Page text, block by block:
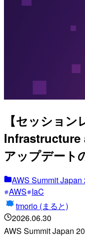
【セッショ
Infrastructure
アップデート
AWS Summit Japan
AWS IaC
tmorio (まると)
2026.06.30
AWS Summit Japan